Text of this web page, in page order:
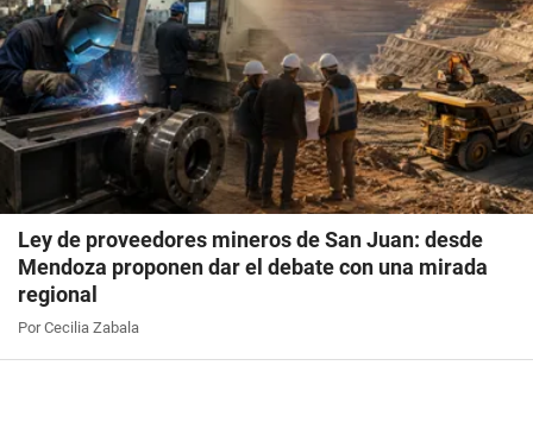
Ley de proveedores mineros de San Juan: desde
Mendoza proponen dar el debate con una mirada
regional
Por Cecilia Zabala